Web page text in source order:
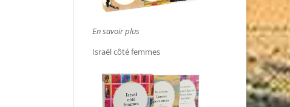
En savoir plus
Israël côté femmes